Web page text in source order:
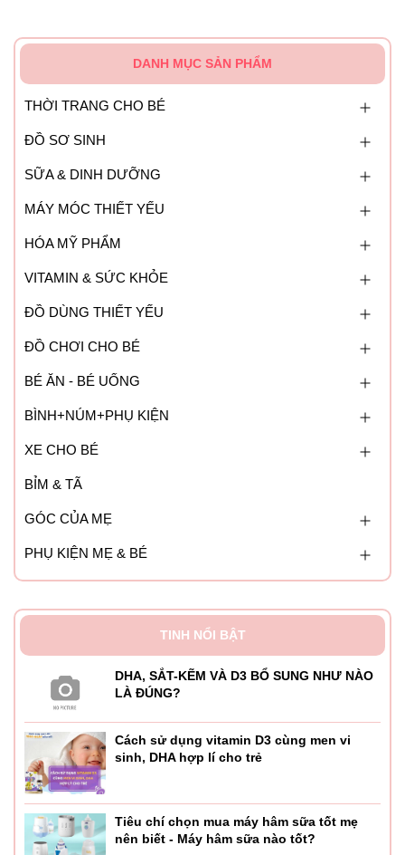
DANH MỤC SẢN PHẨM
THỜI TRANG CHO BÉ
ĐỒ SƠ SINH
SỮA & DINH DƯỠNG
MÁY MÓC THIẾT YẾU
HÓA MỸ PHẨM
VITAMIN & SỨC KHỎE
ĐỒ DÙNG THIẾT YẾU
ĐỒ CHƠI CHO BÉ
BÉ ĂN - BÉ UỐNG
BÌNH+NÚM+PHỤ KIỆN
XE CHO BÉ
BỈM & TÃ
GÓC CỦA MẸ
PHỤ KIỆN MẸ & BÉ
TINH NỔI BẬT
DHA, SẮT-KẼM VÀ D3 BỔ SUNG NHƯ NÀO
LÀ ĐÚNG?
Cách sử dụng vitamin D3 cùng men vi
sinh, DHA hợp lí cho trẻ
Tiêu chí chọn mua máy hâm sữa tốt mẹ
nên biết - Máy hâm sữa nào tốt?